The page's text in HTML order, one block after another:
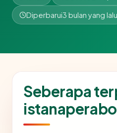
Diperbarui3 bulan yang lalu
Seberapa